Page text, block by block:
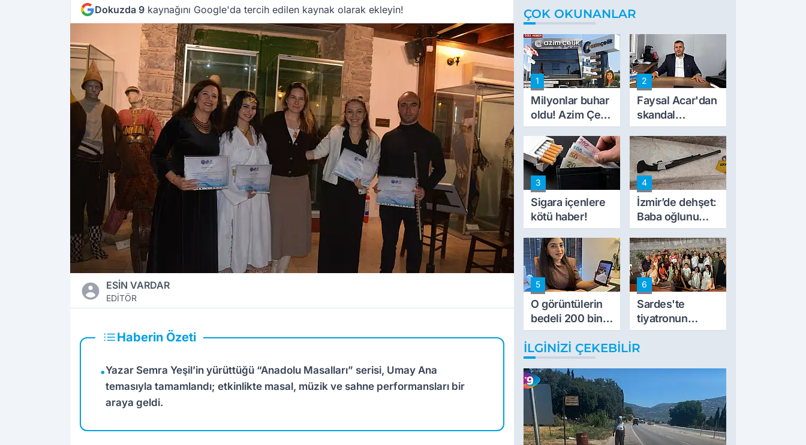
Dokuzda 9 kaynağını Google'da tercih edilen kaynak olarak ekleyin!
ESİN VARDAR
EDİTÖR
Haberin Özeti
•Yazar Semra Yeşil’in yürüttüğü “Anadolu Masalları” serisi, Umay Ana
temasıyla tamamlandı; etkinlikte masal, müzik ve sahne performansları bir
araya geldi.
ÇOK OKUNANLAR
1
Milyonlar buhar
oldu! Azim Çelik
inşaat mağduru
ilk kez konuştu
2
Faysal Acar'dan
skandal
açıklamalar:
'Haluk Levent
peynircilerimizi
de kıskaca aldı,
müdahale ettik'
3
Sigara içenlere
kötü haber!
4
İzmir’de dehşet:
Baba oğlunu
vurdu
5
O görüntülerin
bedeli 200 bin
TL
6
Sardes'te
tiyatronun
imece ruhu
binlerce yıllık
İLGINIZI ÇEKEBILIR